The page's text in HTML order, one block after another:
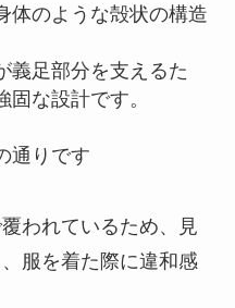
体のような殻状の構造
義足部分を支えるた
な設計です。
通りです
われているため、見
服を着た際に違和感